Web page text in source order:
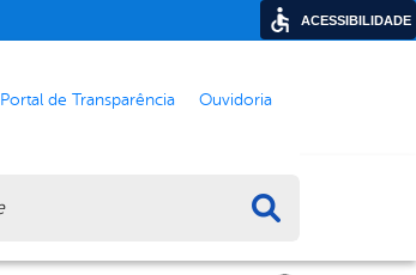
Portal de Transparência Ouvidoria
ACESSIBILIDADE